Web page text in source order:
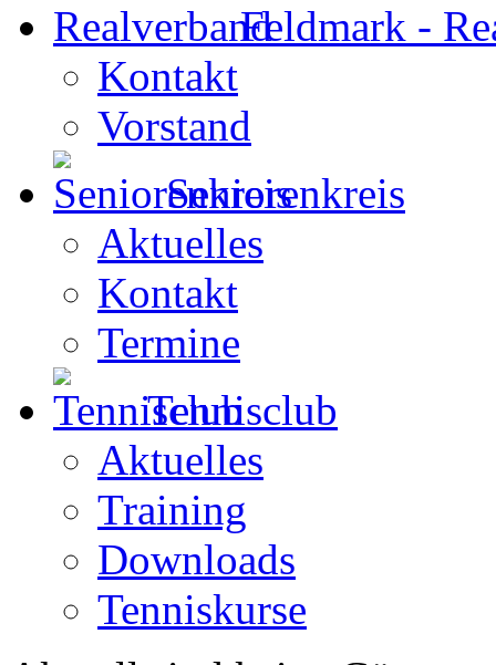
Feldmark -
Kontakt
Vorstand
Seniorenkreis
Aktuelles
Kontakt
Termine
Tennisclub
Aktuelles
Training
Downloads
Tenniskurse